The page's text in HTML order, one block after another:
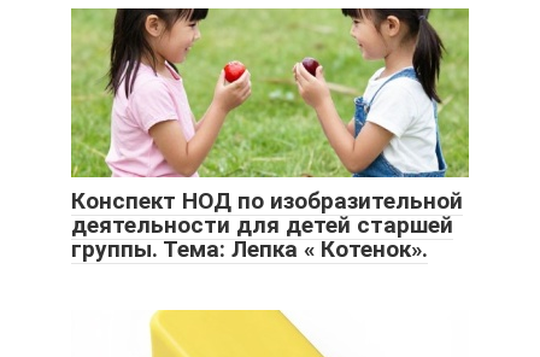
Конспект НОД по изобразительной
деятельности для детей старшей
группы. Тема: Лепка « Котенок».